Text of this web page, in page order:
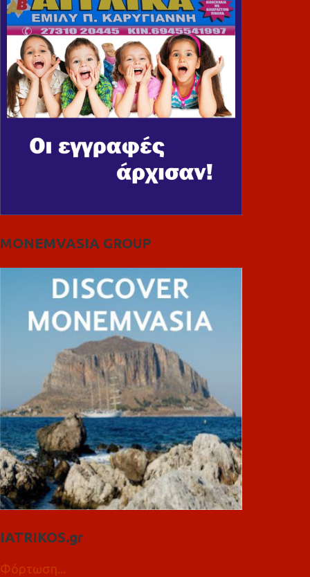
MONEMVASIA GROUP
IATRIKOS.gr
Φόρτωση...